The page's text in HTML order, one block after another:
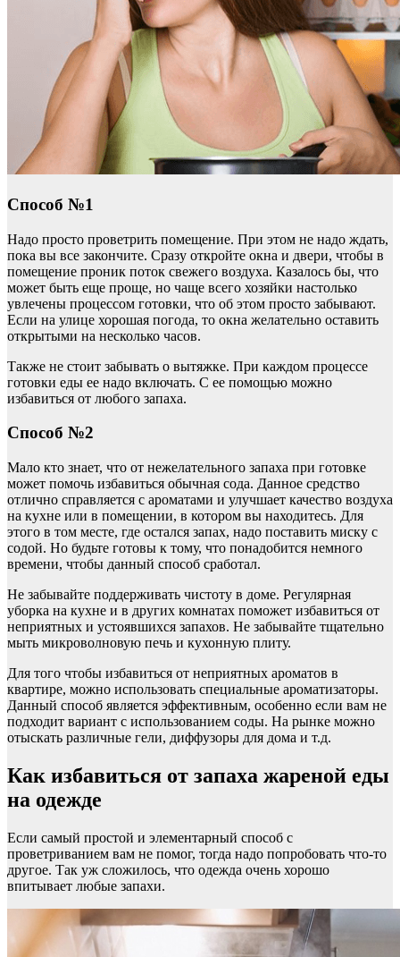
Способ №1
Надо просто проветрить помещение. При этом не надо ждать,
пока вы все закончите. Сразу откройте окна и двери, чтобы в
помещение проник поток свежего воздуха. Казалось бы, что
может быть еще проще, но чаще всего хозяйки настолько
увлечены процессом готовки, что об этом просто забывают.
Если на улице хорошая погода, то окна желательно оставить
открытыми на несколько часов.
Также не стоит забывать о вытяжке. При каждом процессе
готовки еды ее надо включать. С ее помощью можно
избавиться от любого запаха.
Способ №2
Мало кто знает, что от нежелательного запаха при готовке
может помочь избавиться обычная сода. Данное средство
отлично справляется с ароматами и улучшает качество воздуха
на кухне или в помещении, в котором вы находитесь. Для
этого в том месте, где остался запах, надо поставить миску с
содой. Но будьте готовы к тому, что понадобится немного
времени, чтобы данный способ сработал.
Не забывайте поддерживать чистоту в доме. Регулярная
уборка на кухне и в других комнатах поможет избавиться от
неприятных и устоявшихся запахов. Не забывайте тщательно
мыть микроволновую печь и кухонную плиту.
Для того чтобы избавиться от неприятных ароматов в
квартире, можно использовать специальные ароматизаторы.
Данный способ является эффективным, особенно если вам не
подходит вариант с использованием соды. На рынке можно
отыскать различные гели, диффузоры для дома и т.д.
Как избавиться от запаха жареной еды
на одежде
Если самый простой и элементарный способ с
проветриванием вам не помог, тогда надо попробовать что-то
другое. Так уж сложилось, что одежда очень хорошо
впитывает любые запахи.